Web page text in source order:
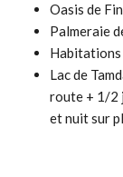
Oasis de
Palmeraie
Lac de
route + 1/2
et nuit sur